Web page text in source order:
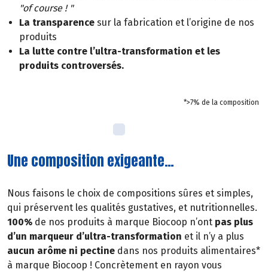
"of course ! "
La transparence sur la fabrication et l’origine de nos
produits
La lutte contre l’ultra-transformation et les
produits controversés.
*>7% de la composition
Une composition exigeante…
Nous faisons le choix de compositions sûres et simples,
qui préservent les qualités gustatives, et nutritionnelles.
100% de nos produits à marque Biocoop n’ont pas plus
d’un marqueur d’ultra-transformation et il n’y a plus
aucun arôme ni pectine dans nos produits alimentaires*
à marque Biocoop ! Concrètement en rayon vous